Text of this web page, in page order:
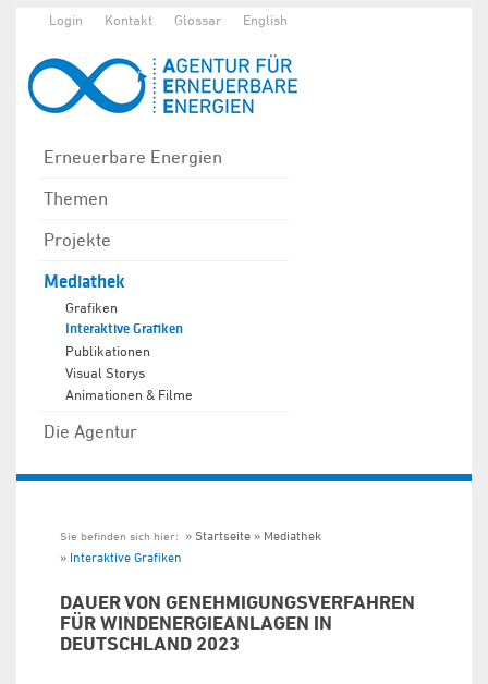
Login Kontakt Glossar English
Erneuerbare Energien
Themen
Projekte
Mediathek
Grafiken
Interaktive Grafiken
Publikationen
Visual Storys
Animationen & Filme
Die Agentur
Sie befinden sich hier: Startseite
Mediathek
Interaktive Grafiken
DAUER VON GENEHMIGUNGSVERFAHREN
FÜR WINDENERGIEANLAGEN IN
DEUTSCHLAND 2023